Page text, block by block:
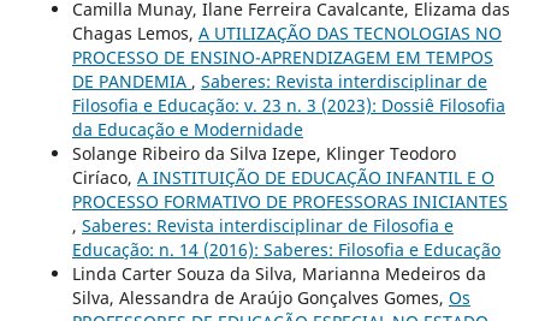
Camilla Munay, Ilane Ferreira Cavalcante, Elizama das
Chagas Lemos, A UTILIZAÇÃO DAS TECNOLOGIAS NO
PROCESSO DE ENSINO-APRENDIZAGEM EM TEMPOS
DE PANDEMIA , Saberes: Revista interdisciplinar de
Filosofia e Educação: v. 23 n. 3 (2023): Dossiê Filosofia
da Educação e Modernidade
Solange Ribeiro da Silva Izepe, Klinger Teodoro
Ciríaco, A INSTITUIÇÃO DE EDUCAÇÃO INFANTIL E O
PROCESSO FORMATIVO DE PROFESSORAS INICIANTES
, Saberes: Revista interdisciplinar de Filosofia e
Educação: n. 14 (2016): Saberes: Filosofia e Educação
Linda Carter Souza da Silva, Marianna Medeiros da
Silva, Alessandra de Araújo Gonçalves Gomes, Os